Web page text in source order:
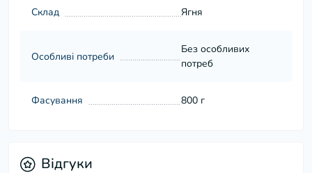
Склад Ягня
Особливі потреби
Без особливих
потреб
Фасування 800 г
Відгуки